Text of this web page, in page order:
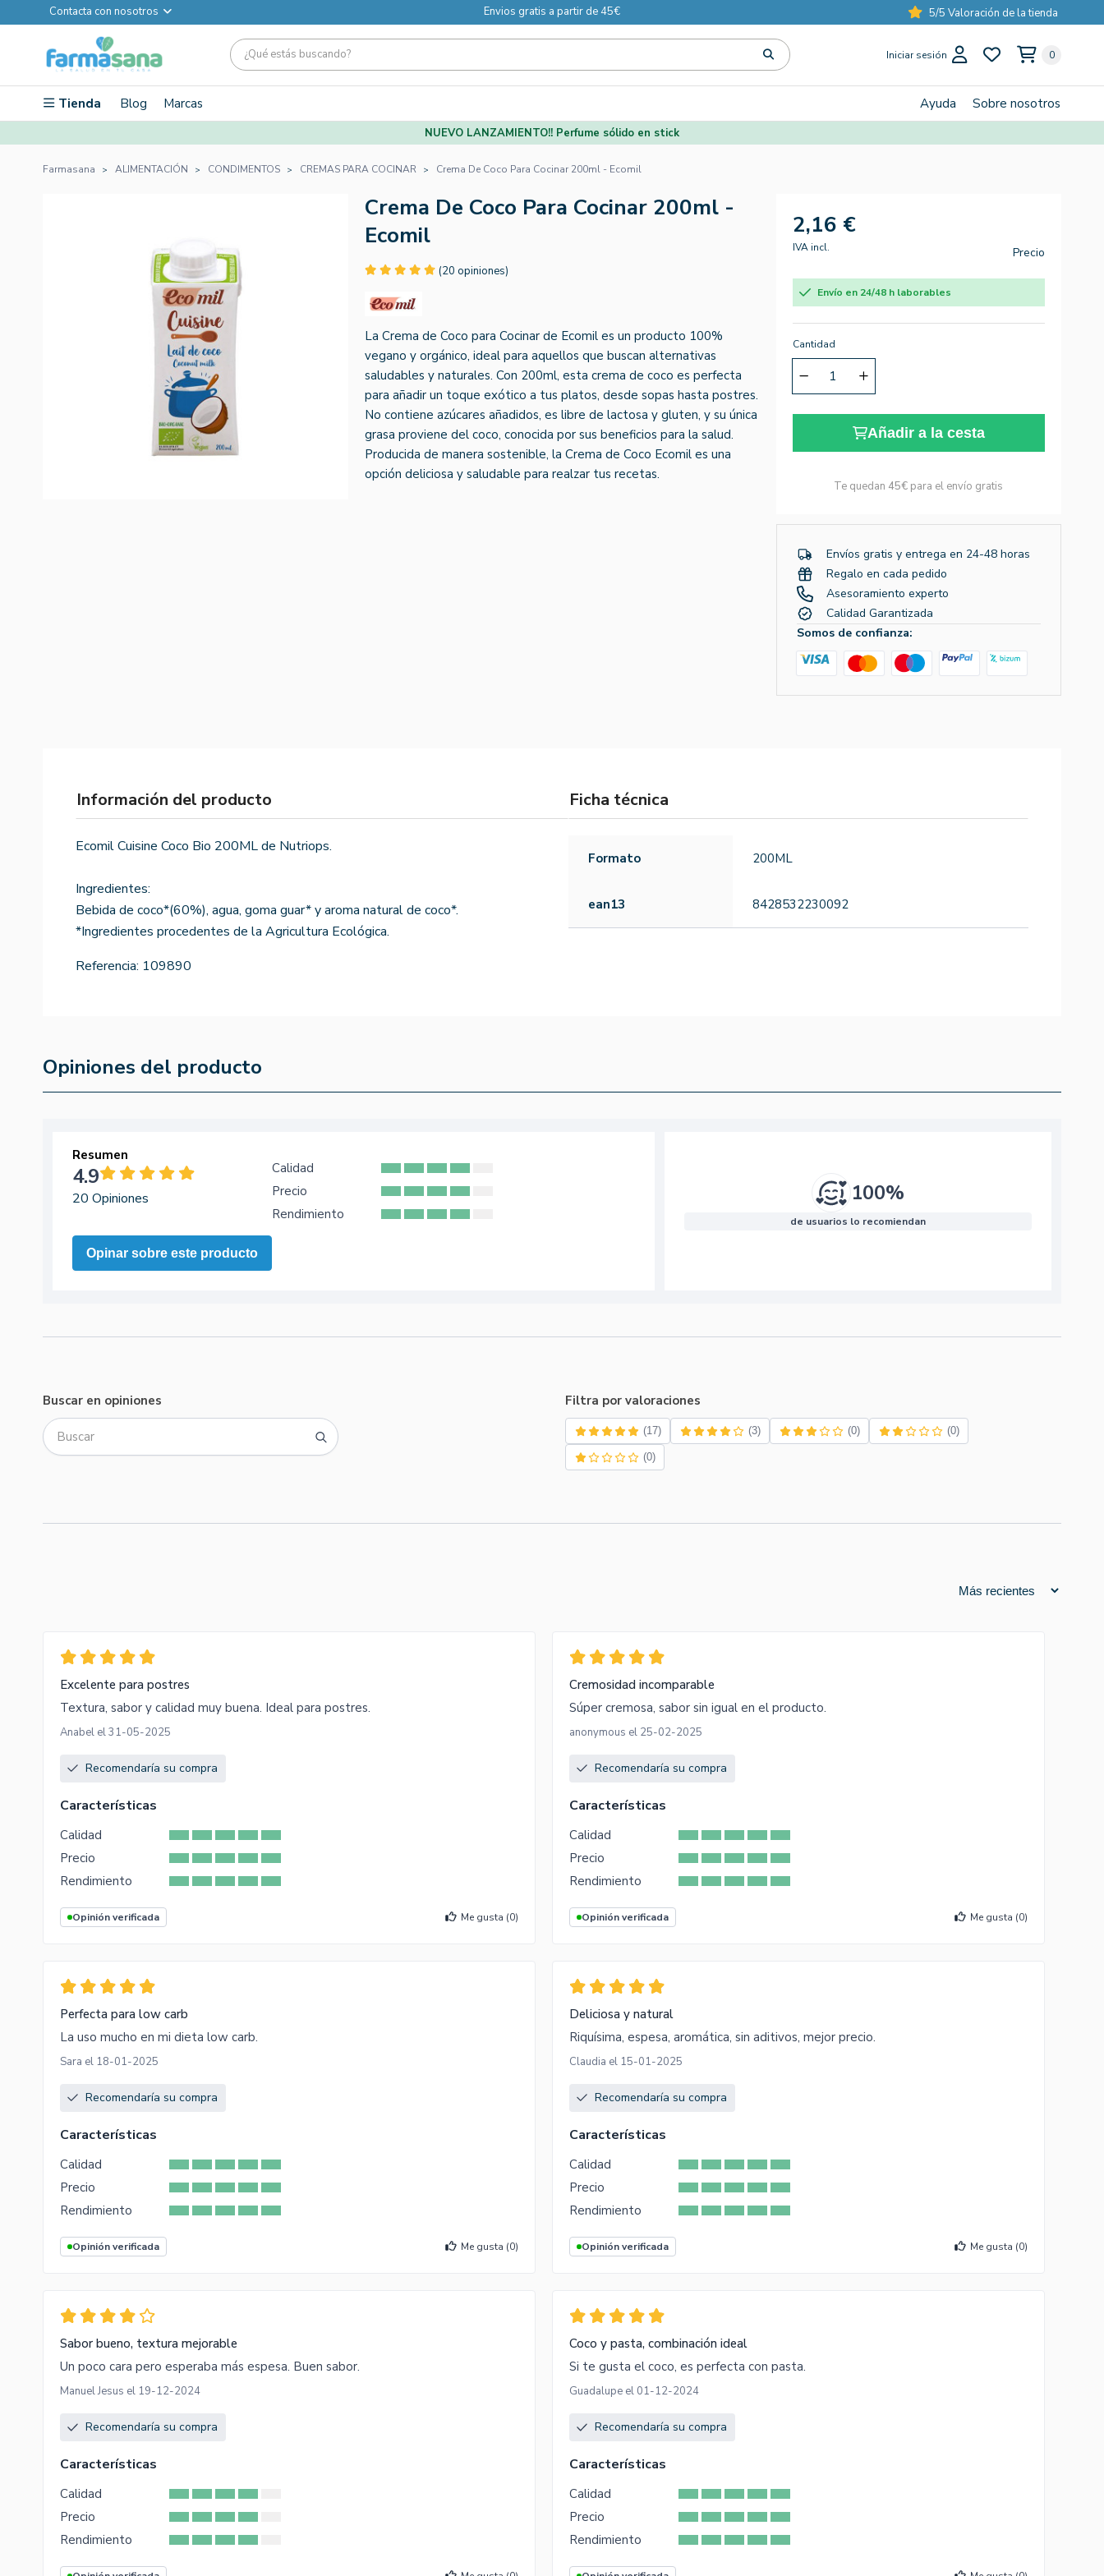
Contacta con nosotros Envios gratis a partir de 45€ 5/5 Valoración de la tienda
Iniciar sesión 0
Tienda Blog Marcas Ayuda Sobre nosotros
NUEVO LANZAMIENTO!! Perfume sólido en stick
Farmasana ALIMENTACIÓN CONDIMENTOS CREMAS PARA COCINAR Crema De Coco Para Cocinar 200ml - Ecomil
Crema De Coco Para Cocinar 200ml -
Ecomil
(20 opiniones)
La Crema de Coco para Cocinar de Ecomil es un producto 100%
vegano y orgánico, ideal para aquellos que buscan alternativas
saludables y naturales. Con 200ml, esta crema de coco es perfecta
para añadir un toque exótico a tus platos, desde sopas hasta postres.
No contiene azúcares añadidos, es libre de lactosa y gluten, y su única
grasa proviene del coco, conocida por sus beneficios para la salud.
Producida de manera sostenible, la Crema de Coco Ecomil es una
opción deliciosa y saludable para realzar tus recetas.
2,16 €
IVA incl. Precio
Envío en 24/48 h laborables
Cantidad
Añadir a la cesta
Te quedan 45€ para el envío gratis
Envíos gratis y entrega en 24-48 horas
Regalo en cada pedido
Asesoramiento experto
Calidad Garantizada
Somos de confianza:
Información del producto
Ecomil Cuisine Coco Bio 200ML de Nutriops.
Ingredientes:
Bebida de coco*(60%), agua, goma guar* y aroma natural de coco*.
*Ingredientes procedentes de la Agricultura Ecológica.
Referencia: 109890
Ficha técnica
Formato 200ML
ean13 8428532230092
Opiniones del producto
Resumen
4.9
20 Opiniones
Opinar sobre este producto
Calidad
Precio
Rendimiento
100%
de usuarios lo recomiendan
Buscar en opiniones Filtra por valoraciones
(17) (3) (0) (0)
(0)
Excelente para postres
Textura, sabor y calidad muy buena. Ideal para postres.
Anabel el 31-05-2025
Recomendaría su compra
Características
Calidad
Precio
Rendimiento
Opinión verificada Me gusta (0)
Cremosidad incomparable
Súper cremosa, sabor sin igual en el producto.
anonymous el 25-02-2025
Recomendaría su compra
Características
Calidad
Precio
Rendimiento
Opinión verificada Me gusta (0)
Perfecta para low carb
La uso mucho en mi dieta low carb.
Sara el 18-01-2025
Recomendaría su compra
Características
Calidad
Precio
Rendimiento
Opinión verificada Me gusta (0)
Deliciosa y natural
Riquísima, espesa, aromática, sin aditivos, mejor precio.
Claudia el 15-01-2025
Recomendaría su compra
Características
Calidad
Precio
Rendimiento
Opinión verificada Me gusta (0)
Sabor bueno, textura mejorable
Un poco cara pero esperaba más espesa. Buen sabor.
Manuel Jesus el 19-12-2024
Recomendaría su compra
Características
Calidad
Precio
Rendimiento
Coco y pasta, combinación ideal
Si te gusta el coco, es perfecta con pasta.
Guadalupe el 01-12-2024
Recomendaría su compra
Características
Calidad
Precio
Rendimiento